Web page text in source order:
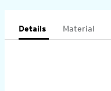
Details Material